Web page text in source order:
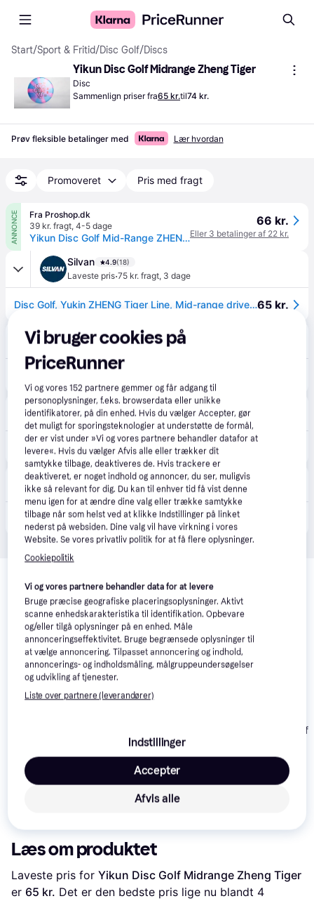
Start/Sport & Fritid/Disc Golf/Discs
Yikun Disc Golf Midrange Zheng Tiger
Disc
Sammenlign priser fra65 kr.til74 kr.
Prøv fleksible betalinger med Lær hvordan
Promoveret Pris med fragt
ANNONCE
Fra Proshop.dk
39 kr. fragt, 4-5 dage
Yikun Disc Golf Mid-Range ZHENG - Tiger Line
66 kr.
Eller 3 betalinger af 22 kr.
Silvan 4.9(18)
Laveste pris·75 kr. fragt, 3 dage
Disc Golf, Yukin ZHENG Tiger Line, Mid-range driver, blå/pink65 kr.
Proshop.dk 4.8(1280)
39 kr. fragt ,4-5 dage
Eller 3 betalinger af 22 kr.
Føtex (31)
Bestillingsvare
Yikun Disc Golf Midrange Zheng Tiger
Bilka 4.6(89)
Bestillingsvare
Yikun Disc Golf Midrange Zheng Tiger
Relaterede produkter
Se vores forslag til andre produkter, der matcher dine
interesser. Vis alle
Populær
Kits 150-160g
Sunsport Disc Golf Set
88 kr.
ASG Disc Golf
Læs om produktet
Laveste pris for Yikun Disc Golf Midrange Zheng Tiger
er 65 kr. Det er den bedste pris lige nu blandt 4
Vi bruger cookies på
PriceRunner
Vi og vores152 partnere gemmer og får adgang til
personoplysninger, f.eks. browserdata eller unikke
identifikatorer, på din enhed. Hvis du vælger Accepter, gør
det muligt for sporingsteknologier at understøtte de formål,
der er vist under »Vi og vores partnere behandler datafor at
levere«. Hvis du vælger Afvis alle eller trækker dit
samtykke tilbage, deaktiveres de. Hvis trackere er
deaktiveret, er noget indhold og annoncer, du ser, muligvis
ikke så relevant for dig. Du kan til enhver tid få vist denne
menu igen for at ændre dine valg eller trække samtykke
tilbage når som helst ved at klikke Indstillinger på linket
nederst på websiden. Dine valg vil have virkning i vores
Website. Se vores privatliv politik for at få flere oplysninger.
Cookiepolitik
Vi og vores partnere behandler data for at levere
Bruge præcise geografiske placeringsoplysninger. Aktivt
scanne enhedskarakteristika til identifikation. Opbevare
og/eller tilgå oplysninger på en enhed. Måle
annonceringseffektivitet. Bruge begrænsede oplysninger til
at vælge annoncering. Tilpasset annoncering og indhold,
annoncerings- og indholdsmåling, målgruppeundersøgelser
og udvikling af tjenester.
Liste over partnere (leverandører)
Indstillinger
Afvis alle
Accepter